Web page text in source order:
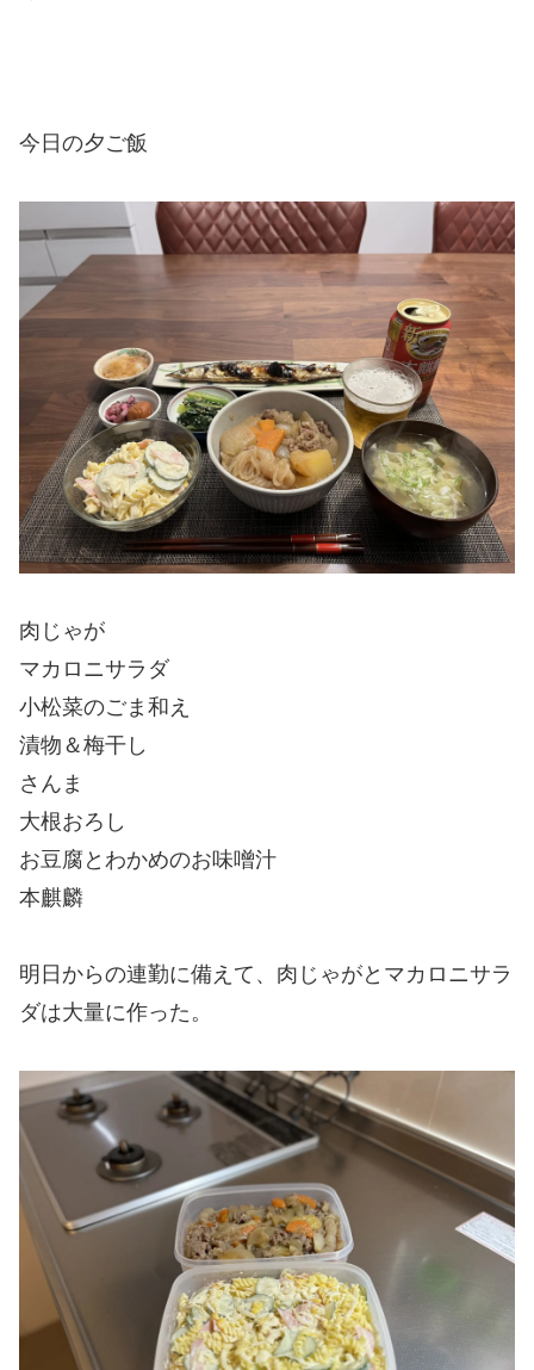
今日の夕ご飯
肉じゃが
マカロニサラダ
小松菜のごま和え
漬物＆梅干し
さんま
大根おろし
お豆腐とわかめのお味噌汁
本麒麟
明日からの連勤に備えて、肉じゃがとマカロニサラ
ダは大量に作った。